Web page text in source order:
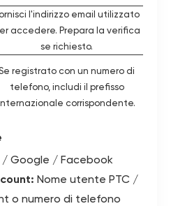
l'indirizzo email utilizzato
accedere. Prepara la verifica
se richiesto.
registrato con un numero di
telefono, includi il prefisso
corrispondente.
/ Google / Facebook
Nome utente PTC /
o numero di telefono